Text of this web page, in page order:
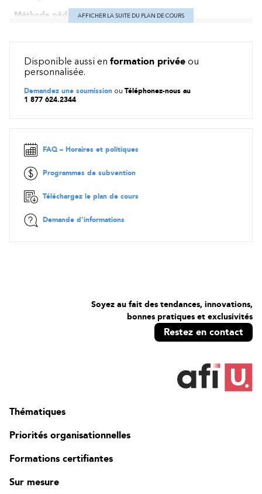
Méthode pédagogique
Contenu
Introduction et cadrage
Pourquoi l’IA maintenant : puissance de calcul, données,
Choix des cas d’exercice : appel d’offres (RFP), document
municipal, scénario fourni
Comprendre l’IA à haut niveau
Exemples d’IA au quotidien (recommandations, anti-spam,
fraude, traduction)
Apprentissage supervisé et non supervisé, notion de boîte
noire
Travailler avec du contenu : extraits, formats (tableaux,
Instructions personnalisées, en version courte et sécuritaire
Modes de collaborations (Conversations, Espaces de
GPTs personnalisés et partage
Prompt engineering moderne, accessible
vérifier
attendu
AFFICHER LA SUITE DU PLAN DE COURS
Disponible aussi en formation privée ou
personnalisée.
Demandez une soumission ou Téléphonez-nous au
1 877 624.2344
FAQ – Horaires et politiques
Programmes de subvention
Téléchargez le plan de cours
Demande d’informations
Soyez au fait des tendances, innovations,
bonnes pratiques et exclusivités
Restez en contact
Thématiques
Priorités organisationnelles
Formations certifiantes
Sur mesure